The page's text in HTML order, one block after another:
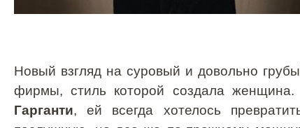
Новый взгляд на суровый и довольно
фирмы, стиль которой создала
Гарганти, ей всегда хотелось